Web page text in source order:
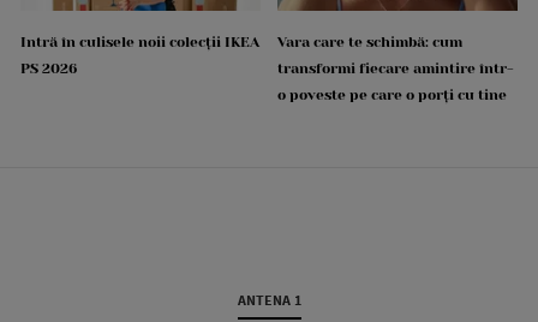
Intră în culisele noii colecții IKEA
PS 2026
Vara care te schimbă: cum
transformi fiecare amintire într-
o poveste pe care o porți cu tine
ANTENA 1